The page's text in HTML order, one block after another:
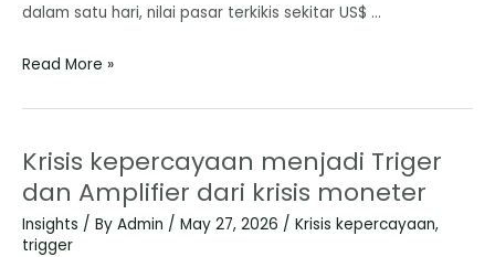
dalam satu hari, nilai pasar terkikis sekitar US$ …
Read More »
Krisis kepercayaan menjadi Triger
dan Amplifier dari krisis moneter
Insights / By Admin / May 27, 2026 / Krisis kepercayaan,
trigger